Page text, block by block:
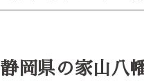
静岡県の家山八